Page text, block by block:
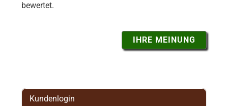
bewertet.
IHRE MEINUNG
Kundenlogin